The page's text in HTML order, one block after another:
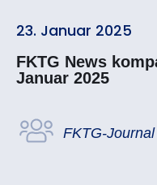
23. Januar 2025
FKTG News
Januar 2025
FKTG-Journal